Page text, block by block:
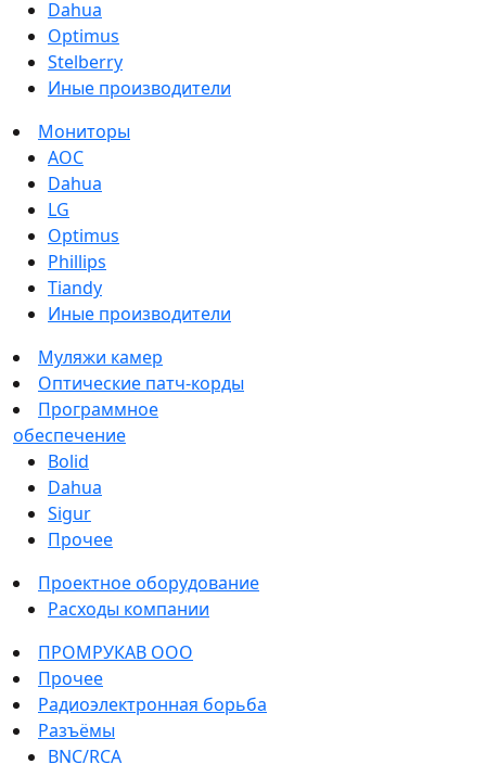
Dahua
Optimus
Stelberry
Иные производители
Мониторы
AOC
Dahua
LG
Optimus
Phillips
Tiandy
Иные производители
Муляжи камер
Оптические патч-корды
Программное
обеспечение
Bolid
Dahua
Sigur
Прочее
Проектное оборудование
Расходы компании
ПРОМРУКАВ ООО
Прочее
Радиоэлектронная борьба
Разъёмы
BNC/RCA